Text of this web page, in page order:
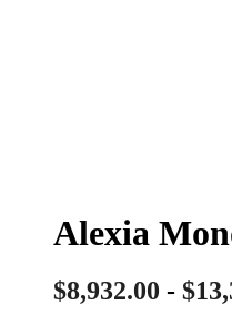
Alexia
$8,932.00 - $